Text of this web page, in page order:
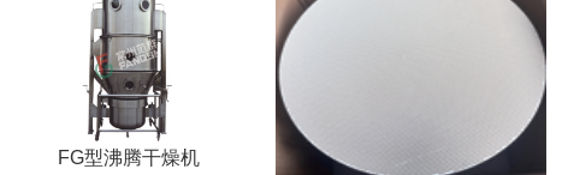
FG型沸腾干燥机